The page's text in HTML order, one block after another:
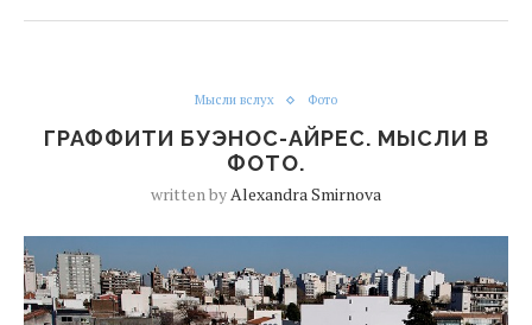
Мысли вслух Фото
ГРАФФИТИ БУЭНОС-АЙРЕС. МЫСЛИ В
ФОТО.
written byAlexandra Smirnova